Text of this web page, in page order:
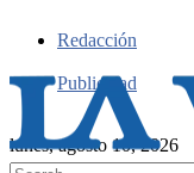
Redacción
Publicidad
lunes, agosto 10, 2026